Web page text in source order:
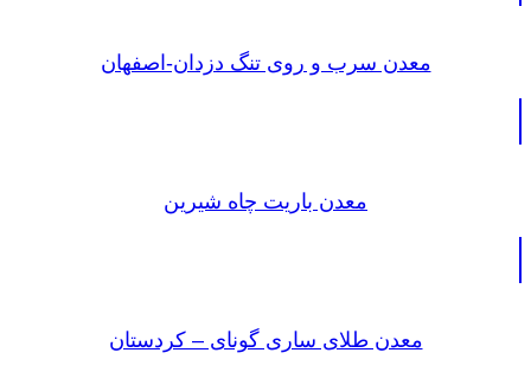
معدن سرب و روی تنگ دزدان-اصفهان
معدن باریت چاه شیرین
معدن طلای ساری گونای – کردستان